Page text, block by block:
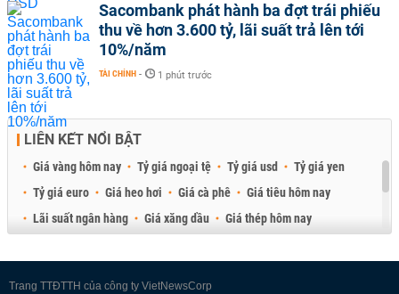
Sacombank phát hành ba đợt trái phiếu
thu về hơn 3.600 tỷ, lãi suất trả lên tới
10%/năm
TÀI CHÍNH - 1 phút trước
LIÊN KẾT NỔI BẬT
Giá vàng hôm nay Tỷ giá ngoại tệ Tỷ giá usd
Tỷ giá yen
Tỷ giá euro
Giá heo hơi Giá cà phê
Giá tiêu hôm nay
Lãi suất ngân hàng
Giá xăng dầu
Giá thép hôm nay
Trang TTĐTTH của công ty VietNewsCorp